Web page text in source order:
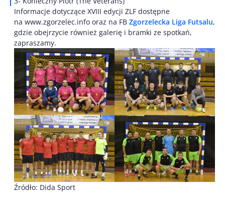
Informacje dotyczące XVIII edycji ZLF dostępne
na www.zgorzelec.info oraz na FB Zgorzelecka Liga Futsalu,
gdzie obejrzycie również galerię i bramki ze spotkań,
zapraszamy.
Źródło: Dida Sport